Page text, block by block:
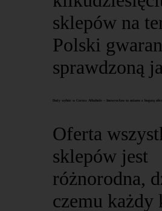
sklepów na
Polski
sprawdzoną
Duży wybór w Cortez Alkohole – Inowrocław to miasto z bogatą
Oferta
sklepów jest
różnorodna,
czemu każdy